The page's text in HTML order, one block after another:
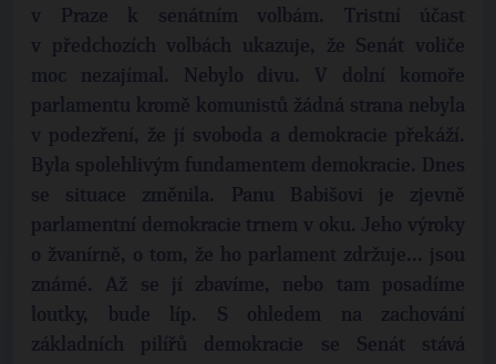
v Praze k senátním volbám. Tristní účast
v předchozích volbách ukazuje, že Senát voliče
moc nezajímal. Nebylo divu. V dolní komoře
parlamentu kromě komunistů žádná strana nebyla
v podezření, že jí svoboda a demokracie překáží.
Byla spolehlivým fundamentem demokracie. Dnes
se situace změnila. Panu Babišovi je zjevně
parlamentní demokracie trnem v oku. Jeho výroky
o žvanírně, o tom, že ho parlament zdržuje... jsou
známé. Až se jí zbavíme, nebo tam posadíme
loutky, bude líp. S ohledem na zachování
základních pilířů demokracie se Senát stává